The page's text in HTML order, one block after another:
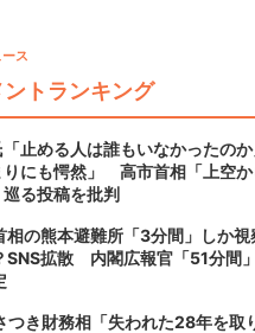
ス
ントランキング
止める人は誰もいなかったのか
りにも愕然」 高市首相「上空か
る投稿を批判
相の熊本避難所「3分間」しか視
SNS拡散 内閣広報官「51分間
つき財務相「失われた28年を取